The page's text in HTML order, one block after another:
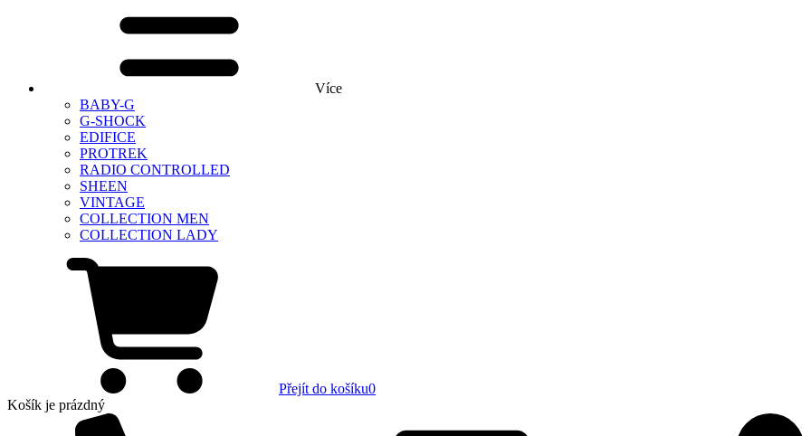
Více
BABY-G
G-SHOCK
EDIFICE
PROTREK
RADIO CONTROLLED
SHEEN
VINTAGE
COLLECTION MEN
COLLECTION LADY
Přejít do košíku0
Košík je prázdný